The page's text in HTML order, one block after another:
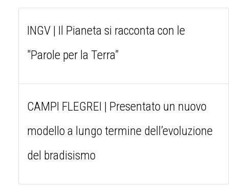
INGV | Il Pianeta si racconta con le
"Parole per la Terra"
CAMPI FLEGREI | Presentato un nuovo
modello a lungo termine dell’evoluzione
del bradisismo